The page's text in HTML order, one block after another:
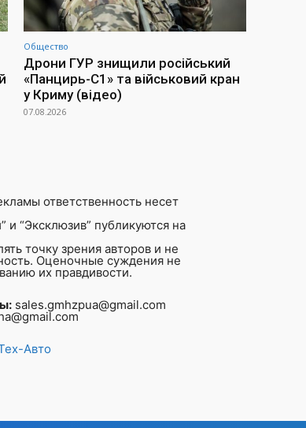
Общество
Дрони ГУР знищили російський
«Панцирь-С1» та військовий кран
у Криму (відео)
07.08.2026
ответственность несет
и “Эксклюзив” публикуются на
точку зрения авторов и не
Оценочные суждения не
их правдивости.
sales.gmhzpua@gmail.com
Авто